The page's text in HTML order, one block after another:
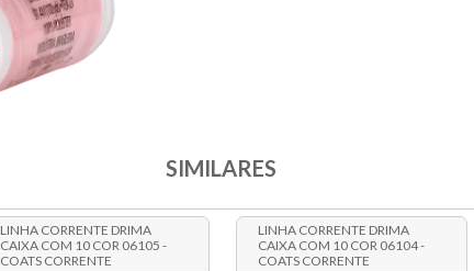
SIMILARES
LINHA CORRENTE DRIMA
CAIXA COM 10 COR 06105 -
COATS CORRENTE
LINHA CORRENTE DRIMA
CAIXA COM 10 COR 06104 -
COATS CORRENTE